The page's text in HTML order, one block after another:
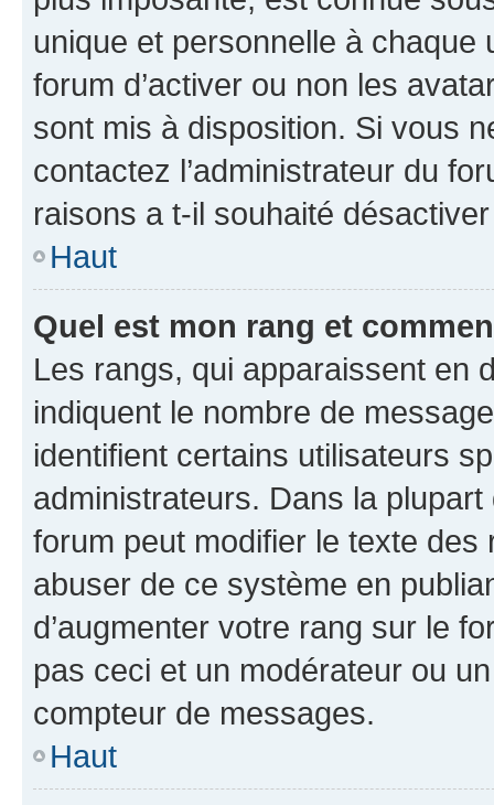
unique et personnelle à chaque
forum d’activer ou non les
sont mis à disposition. Si vous
contactez l’administrateur du
raisons a t-il souhaité
Haut
Quel est mon rang et
Les rangs, qui apparaissent en
indiquent le nombre de
identifient certains utilisateurs
administrateurs. Dans la
forum peut modifier le texte
abuser de ce système en
d’augmenter votre rang sur le
pas ceci et un modérateur ou
compteur de messages.
Haut